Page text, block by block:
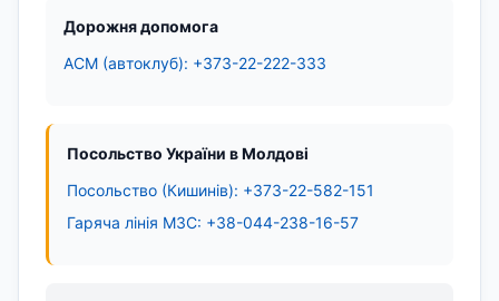
Дорожня допомога
ACM (автоклуб): +373-22-222-333
Посольство України в Молдові
Посольство (Кишинів): +373-22-582-151
Гаряча лінія МЗС: +38-044-238-16-57